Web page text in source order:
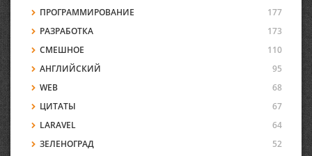
ПРОГРАММИРОВАНИЕ
177
РАЗРАБОТКА
173
СМЕШНОЕ
110
АНГЛИЙСКИЙ
95
WEB
68
ЦИТАТЫ
67
LARAVEL
64
ЗЕЛЕНОГРАД
52